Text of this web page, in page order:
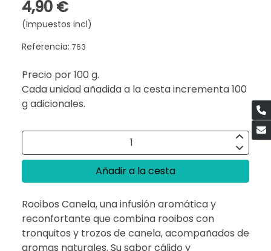
4,90 €
(Impuestos incl)
Referencia: 763
Precio por 100 g.
Cada unidad añadida a la cesta incrementa 100
g adicionales.
Añadir a la cesta
Rooibos Canela, una infusión aromática y
reconfortante que combina rooibos con
tronquitos y trozos de canela, acompañados de
aromas naturales. Su sabor cálido y